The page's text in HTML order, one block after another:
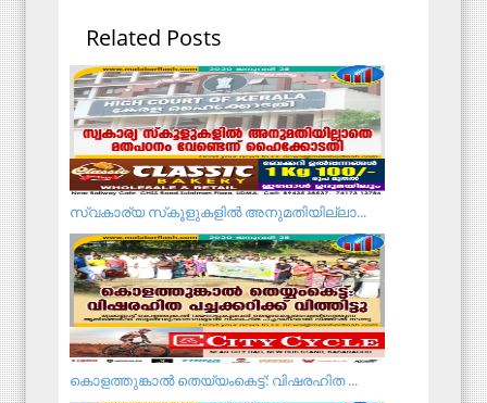
Related Posts
സ്വകാര്യ സ്‌കൂളുകളില്‍ അനുമതിയില്ലാ...
കൊളത്തുങ്കാൽ തെയ്യംകെട്ട്: വിഷരഹിത ...